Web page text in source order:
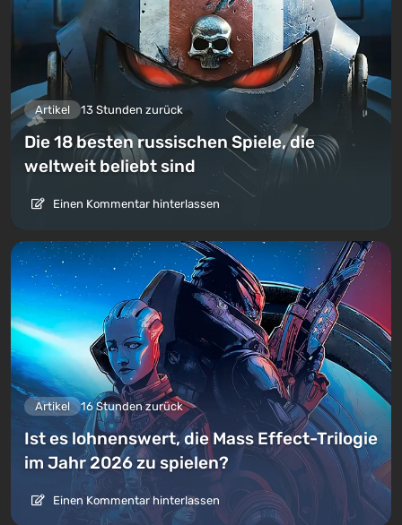
Artikel 13 Stunden zurück
Die 18 besten russischen Spiele, die
weltweit beliebt sind
Einen Kommentar hinterlassen
Artikel 16 Stunden zurück
Ist es lohnenswert, die Mass Effect-Trilogie
im Jahr 2026 zu spielen?
Einen Kommentar hinterlassen